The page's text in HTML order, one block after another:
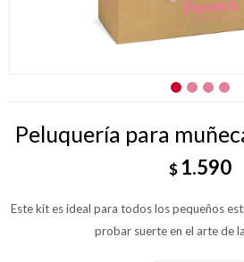
Peluquería para
$ 1.590
Este kit es ideal para todos los pequeños
probar suerte en el arte de